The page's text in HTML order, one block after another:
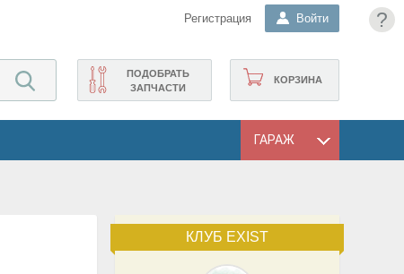
?
Регистрация Войти
КОРЗИНА
ПОДОБРАТЬ
ЗАПЧАСТИ
ГАРАЖ
КЛУБ EXIST